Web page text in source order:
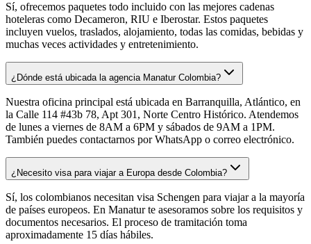
Sí, ofrecemos paquetes todo incluido con las mejores cadenas
hoteleras como Decameron, RIU e Iberostar. Estos paquetes
incluyen vuelos, traslados, alojamiento, todas las comidas, bebidas y
muchas veces actividades y entretenimiento.
¿Dónde está ubicada la agencia Manatur Colombia?
Nuestra oficina principal está ubicada en Barranquilla, Atlántico, en
la Calle 114 #43b 78, Apt 301, Norte Centro Histórico. Atendemos
de lunes a viernes de 8AM a 6PM y sábados de 9AM a 1PM.
También puedes contactarnos por WhatsApp o correo electrónico.
¿Necesito visa para viajar a Europa desde Colombia?
Sí, los colombianos necesitan visa Schengen para viajar a la mayoría
de países europeos. En Manatur te asesoramos sobre los requisitos y
documentos necesarios. El proceso de tramitación toma
aproximadamente 15 días hábiles.